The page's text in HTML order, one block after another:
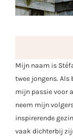
Mijn naam is
twee jongens.
mijn passie voor
neem mijn
inspirerende
vaak dichterbij